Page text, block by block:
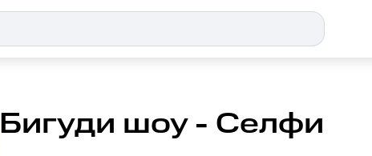
Бигуди шоу - Селфи